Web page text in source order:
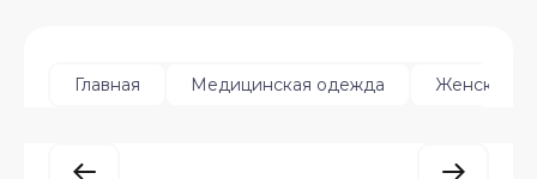
Главная Медицинская одежда Женская